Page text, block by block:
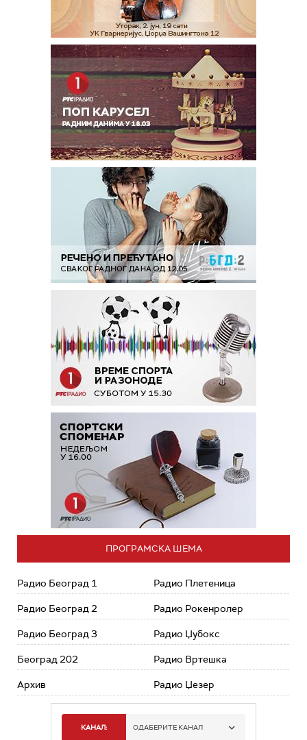
ПРОГРАМСКА ШЕМА
Радио Београд 1
Радио Београд 2
Радио Београд 3
Београд 202
Архив
Радио Плетеница
Радио Рокенролер
Радио Џубокс
Радио Вртешка
Радио Џезер
КАНАЛ: ОДАБЕРИТЕ КАНАЛ